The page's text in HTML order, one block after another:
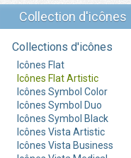
Collection d'icônes
Collections d'icônes
Icônes Flat
Icônes Flat Artistic
Icônes Symbol Color
Icônes Symbol Duo
Icônes Symbol Black
Icônes Vista Artistic
Icônes Vista Business